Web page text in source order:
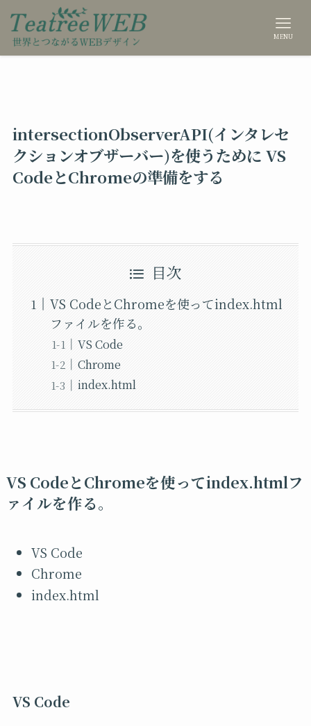
MENU
intersectionObserverAPI(インタレセ
クションオブザーバー)を使うために VS
CodeとChromeの準備をする
目次
VS CodeとChromeを使ってindex.html
ファイルを作る。
VS Code
Chrome
index.html
VS CodeとChromeを使ってindex.htmlフ
ァイルを作る。
VS Code
Chrome
index.html
VS Code